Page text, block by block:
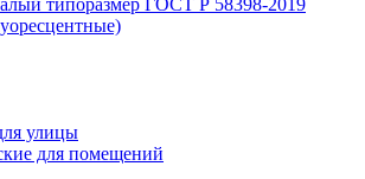
типоразмер ГОСТ Р 58398-2019
улицы
для помещений